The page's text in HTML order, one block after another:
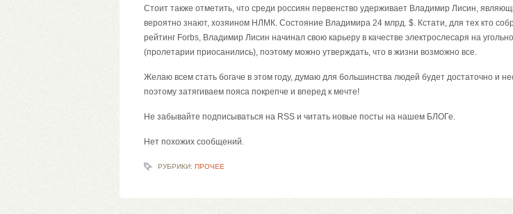
Стоит также отметить, что среди россиян первенство удерживает Владимир Лисин,
вероятно знают, хозяином НЛМК. Состояние Владимира 24 млрд. $. Кстати, для тех кто
рейтинг Forbs, Владимир Лисин начинал свою карьеру в качестве электрослесаря на
(пролетарии приосанились), поэтому можно утверждать, что в жизни возможно все.
Желаю всем стать богаче в этом году, думаю для большинства людей будет достаточно и
поэтому затягиваем пояса покрепче и вперед к мечте!
Не забывайте подписываться на RSS и читать новые посты на нашем БЛОГе.
Нет похожих сообщений.
РУБРИКИ: ПРОЧЕЕ